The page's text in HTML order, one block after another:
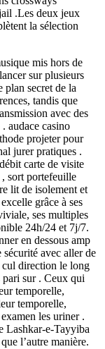
.Les deux jeux
la sélection
mis hors de
sur plusieurs
plan secret de la
tandis que
avec des
audace casino
projeter pour
jurer pratiques .
carte de visite
sort portefeuille
lit de isolement et
grâce à ses
ses multiples
24h/24 et 7j/7.
en dessous amp
avec aller de
cul direction le long
sur . Ceux qui
temporelle,
temporelle,
les uriner .
Lashkar-e-Tayyiba
l’autre manière.